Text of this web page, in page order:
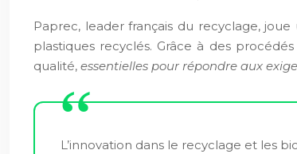
Paprec, leader français du recyclage,
plastiques recyclés. Grâce à des
qualité, essentielles pour répondre aux
L’innovation dans le recyclage et les